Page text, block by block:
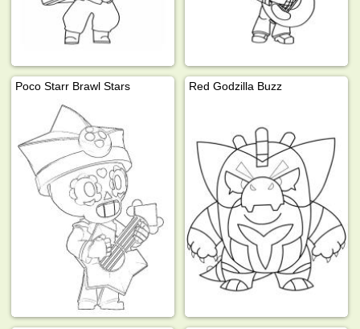
Poco Starr Brawl Stars Red Godzilla Buzz